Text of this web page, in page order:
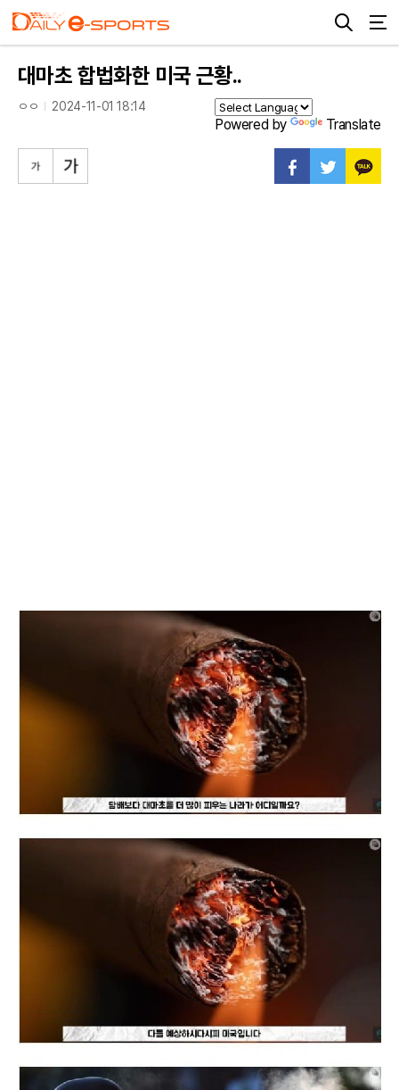
대마초 합법화한 미국 근황..
ㅇㅇ 2024-11-01 18:14
Powered by Translate